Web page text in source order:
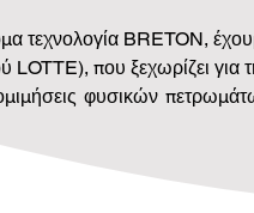
τεχνολογία BRETON,
LOTTE), που ξεχωρίζει για
φυσικών